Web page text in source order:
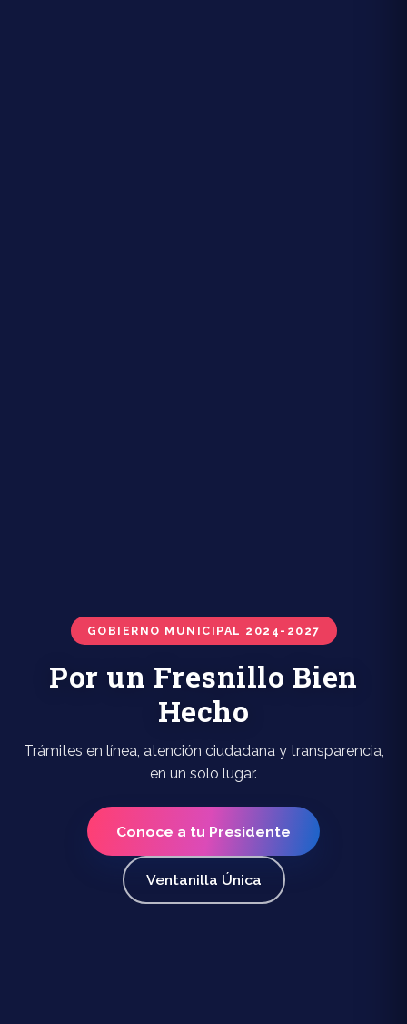
GOBIERNO MUNICIPAL 2024-2027
Por un Fresnillo Bien
Hecho
Trámites en línea, atención ciudadana y transparencia,
en un solo lugar.
Conoce a tu Presidente
Ventanilla Única